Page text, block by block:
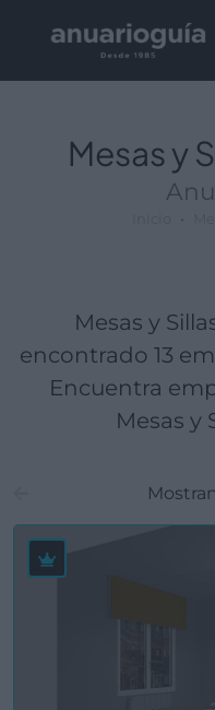
Mesas y
Mesas y
encontrado 13
Encuentra
Mesas y
Empresa:
Actividad:
Lugar: